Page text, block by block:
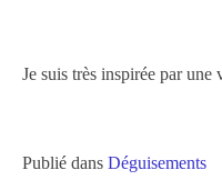
Je suis très inspirée par
Publié dans Déguisements